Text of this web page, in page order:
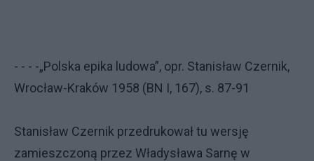
- - - -„Polska epika ludowa”, opr. Stanisław Czernik,
Wrocław-Kraków 1958 (BN I, 167), s. 87-91
Stanisław Czernik przedrukował tu wersję
zamieszczoną przez Władysława Sarnę w